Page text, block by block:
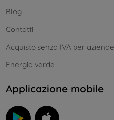
Blog
Contatti
Acquisto senza IVA per aziende
Energia verde
Applicazione mobile